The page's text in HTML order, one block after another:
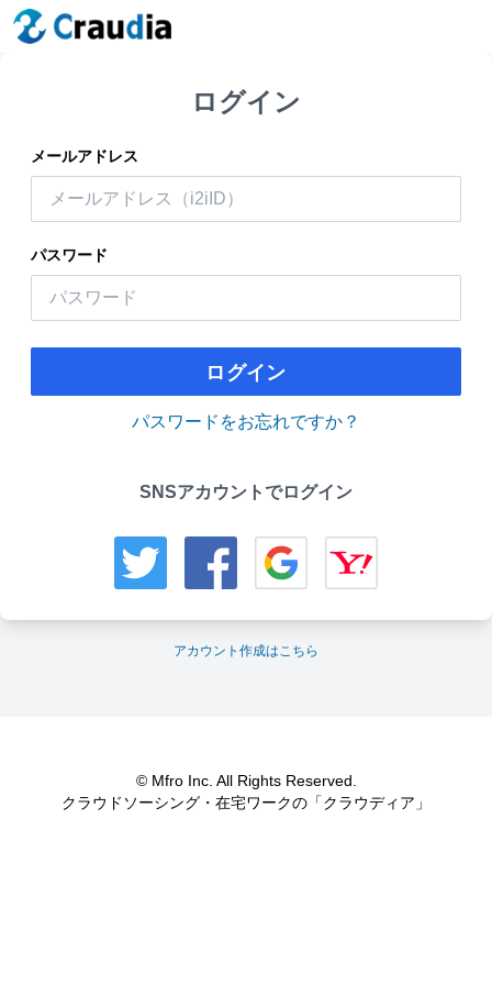
ログイン
メールアドレス
パスワード
ログイン
パスワードをお忘れですか？
SNSアカウントでログイン
アカウント作成はこちら
© Mfro Inc. All Rights Reserved.
クラウドソーシング・在宅ワークの「クラウディア」